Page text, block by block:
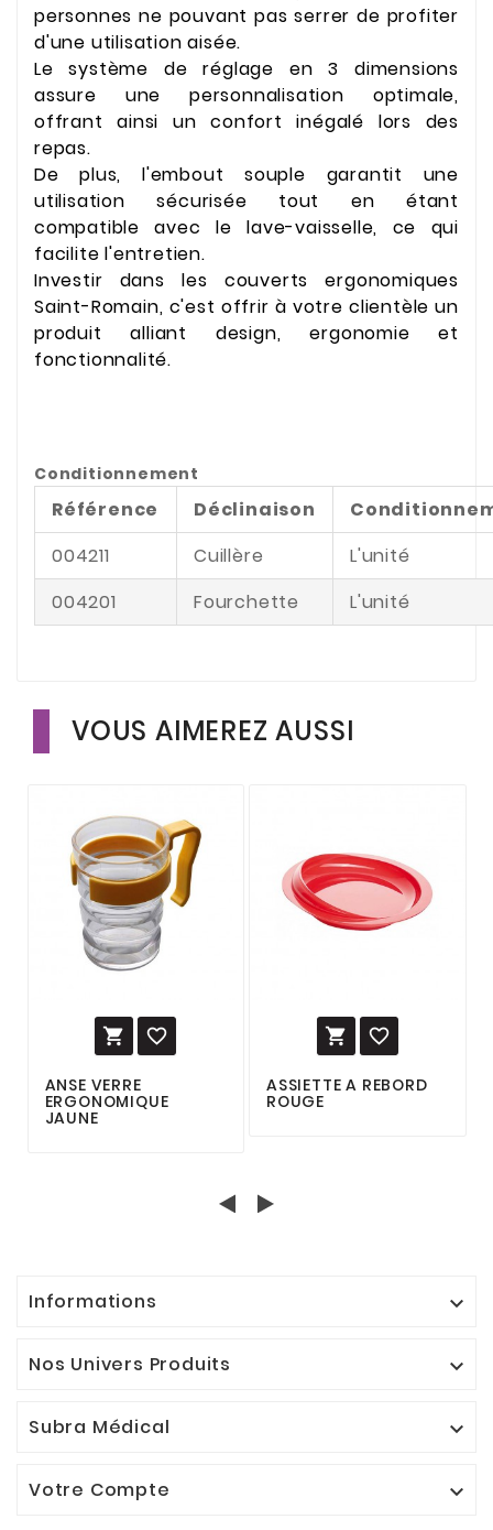
personnes ne pouvant pas serrer de profiter
d'une utilisation aisée.
Le système de réglage en 3 dimensions
assure une personnalisation optimale,
offrant ainsi un confort inégalé lors des
repas.
De plus, l'embout souple garantit une
utilisation sécurisée tout en étant
compatible avec le lave-vaisselle, ce qui
facilite l'entretien.
Investir dans les couverts ergonomiques
Saint-Romain, c'est offrir à votre clientèle un
produit alliant design, ergonomie et
fonctionnalité.
Conditionnement
Référence Déclinaison
004211
Cuillère
L'unité
004201
Fourchette L'unité
VOUS AIMEREZ AUSSI
 
ANSE VERRE
ERGONOMIQUE
JAUNE
 
ASSIETTE A REBORD
ROUGE
Informations 
Nos Univers Produits 
Subra Médical 
Votre Compte 